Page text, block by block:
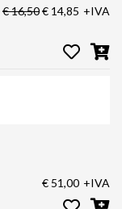
€ 16,50€ 14,85 +IVA
€ 51,00 +IVA